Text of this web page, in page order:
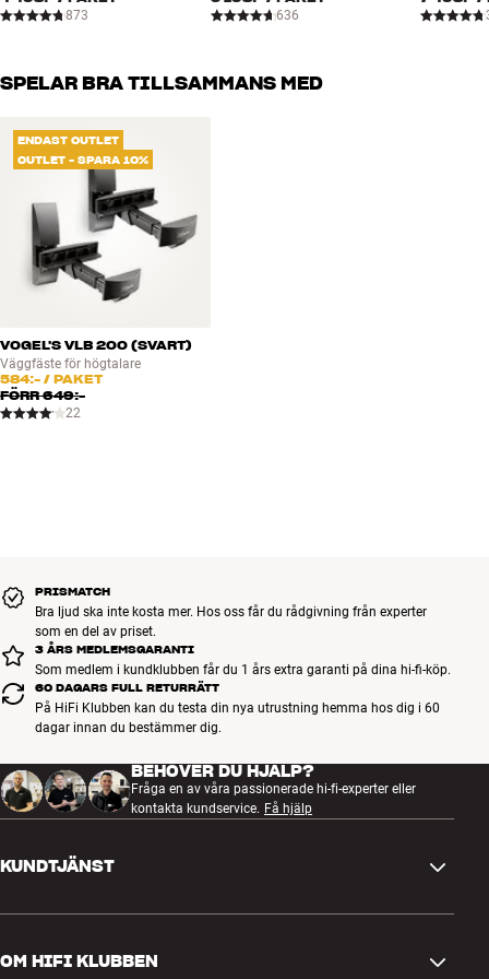
873 636
SPELAR BRA TILLSAMMANS MED
ENDAST OUTLET
OUTLET - SPARA 10%
VOGEL'S VLB 200 (SVART)
Väggfäste för högtalare
584:- / PAKET
FÖRR649:-
22
PRISMATCH
Bra ljud ska inte kosta mer. Hos oss får du rådgivning från experter
som en del av priset.
3 ÅRS MEDLEMSGARANTI
Som medlem i kundklubben får du 1 års extra garanti på dina hi-fi-köp.
60 DAGARS FULL RETURRÄTT
På HiFi Klubben kan du testa din nya utrustning hemma hos dig i 60
dagar innan du bestämmer dig.
BEHÖVER DU HJÄLP?
Fråga en av våra passionerade hi-fi-experter eller
kontakta kundservice. Få hjälp
KUNDTJÄNST
OM HIFI KLUBBEN